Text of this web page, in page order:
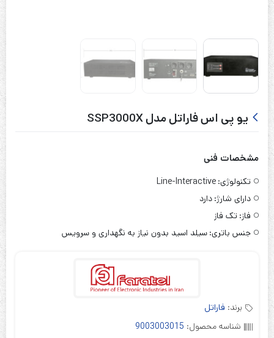
یو پی اس فاراتل مدل SSP3000X
مشخصات فنی
تکنولوژی: Line-Interactive
دارای شارژ: دارد
فاز: تک فاز
جنس باتری: سیلد اسید بدون نیاز به نگهداری و سرویس
برند: فاراتل
شناسه محصول: 9003003015